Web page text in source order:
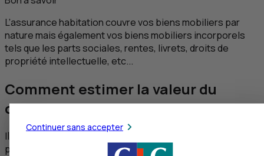
L’assurance habitation couvre vos biens mobiliers par
nature mais également vos biens mobiliers incorporels
tels que les parts sociales, rentes, livrets, droits de
propriété intellectuelle, etc...
Comment estimer la valeur du
capital mobilier ?
Il est primordial d’évaluer correctement la valeur de votre
patrimoine mobilier puisque :
Continuer sans accepter